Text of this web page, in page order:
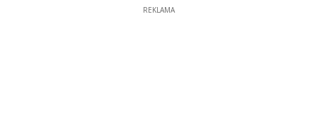
REKLAMA